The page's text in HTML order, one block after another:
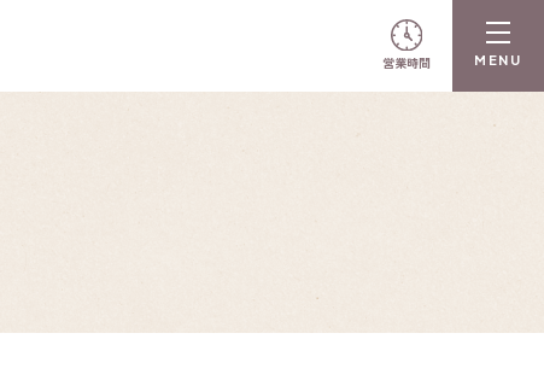
営業時間